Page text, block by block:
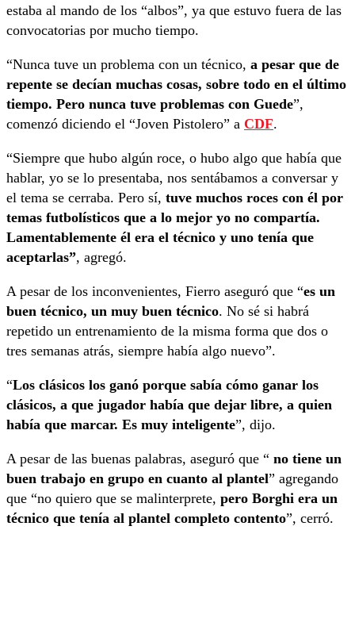
estaba al mando de los “albos”, ya que estuvo fuera de las
convocatorias por mucho tiempo.
“Nunca tuve un problema con un técnico, a pesar que de
repente se decían muchas cosas, sobre todo en el último
tiempo. Pero nunca tuve problemas con Guede”,
comenzó diciendo el “Joven Pistolero” a CDF.
“Siempre que hubo algún roce, o hubo algo que había que
hablar, yo se lo presentaba, nos sentábamos a conversar y
el tema se cerraba. Pero sí, tuve muchos roces con él por
temas futbolísticos que a lo mejor yo no compartía.
Lamentablemente él era el técnico y uno tenía que
aceptarlas”, agregó.
A pesar de los inconvenientes, Fierro aseguró que “es un
buen técnico, un muy buen técnico. No sé si habrá
repetido un entrenamiento de la misma forma que dos o
tres semanas atrás, siempre había algo nuevo”.
“Los clásicos los ganó porque sabía cómo ganar los
clásicos, a que jugador había que dejar libre, a quien
había que marcar. Es muy inteligente”, dijo.
A pesar de las buenas palabras, aseguró que “ no tiene un
buen trabajo en grupo en cuanto al plantel” agregando
que “no quiero que se malinterprete, pero Borghi era un
técnico que tenía al plantel completo contento”, cerró.